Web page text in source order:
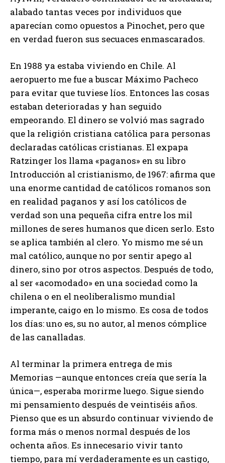
alabado tantas veces por individuos que
aparecían como opuestos a Pinochet, pero que
en verdad fueron sus secuaces enmascarados.
En 1988 ya estaba viviendo en Chile. Al
aeropuerto me fue a buscar Máximo Pacheco
para evitar que tuviese líos. Entonces las cosas
estaban deterioradas y han seguido
empeorando. El dinero se volvió mas sagrado
que la religión cristiana católica para personas
declaradas católicas cristianas. El expapa
Ratzinger los llama «paganos» en su libro
Introducción al cristianismo, de 1967: afirma que
una enorme cantidad de católicos romanos son
en realidad paganos y así los católicos de
verdad son una pequeña cifra entre los mil
millones de seres humanos que dicen serlo. Esto
se aplica también al clero. Yo mismo me sé un
mal católico, aunque no por sentir apego al
dinero, sino por otros aspectos. Después de todo,
al ser «acomodado» en una sociedad como la
chilena o en el neoliberalismo mundial
imperante, caigo en lo mismo. Es cosa de todos
los días: uno es, su no autor, al menos cómplice
de las canalladas.
Al terminar la primera entrega de mis
Memorias —aunque entonces creía que sería la
única—, esperaba morirme luego. Sigue siendo
mi pensamiento después de veintiséis años.
Pienso que es un absurdo continuar viviendo de
forma más o menos normal después de los
ochenta años. Es innecesario vivir tanto
tiempo, para mí verdaderamente es un castigo,